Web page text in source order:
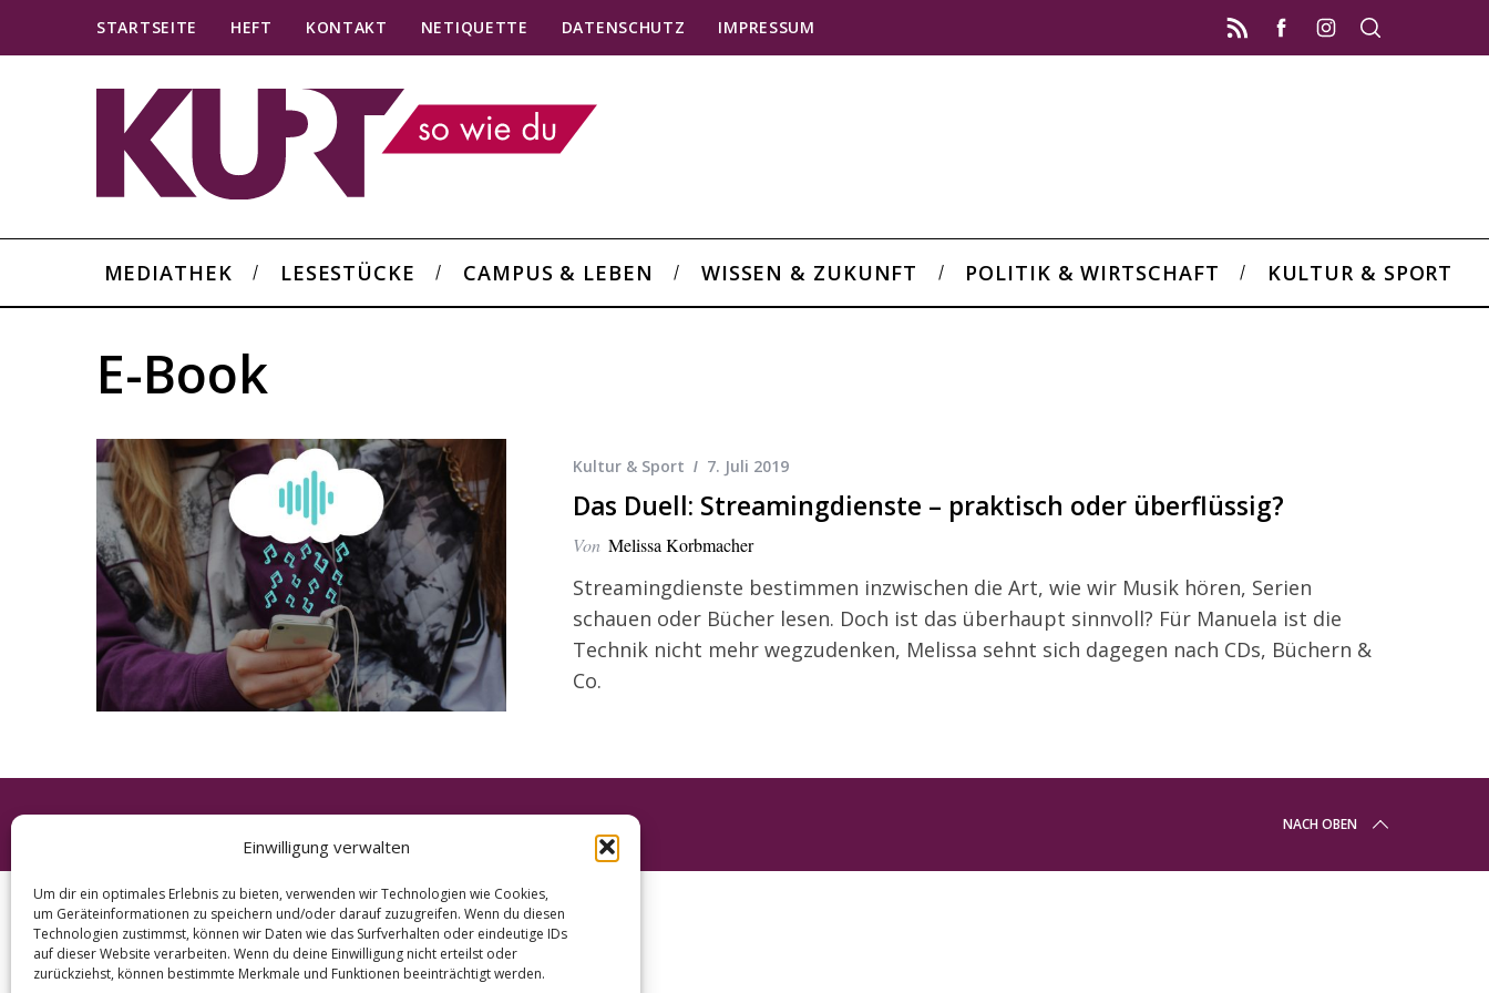
Einwilligung verwalten
Um dir ein optimales Erlebnis zu bieten, verwenden wir Technologien wie Cookies,
um Geräteinformationen zu speichern und/oder darauf zuzugreifen. Wenn du diesen
Technologien zustimmst, können wir Daten wie das Surfverhalten oder eindeutige IDs
auf dieser Website verarbeiten. Wenn du deine Einwilligung nicht erteilst oder
zurückziehst, können bestimmte Merkmale und Funktionen beeinträchtigt werden.
STARTSEITE HEFT KONTAKT NETIQUETTE DATENSCHUTZ IMPRESSUM
MEDIATHEK LESESTÜCKE CAMPUS & LEBEN WISSEN & ZUKUNFT POLITIK & WIRTSCHAFT KULTUR & SPORT
E-Book
Kultur & Sport 7. Juli 2019
Das Duell: Streamingdienste – praktisch oder überflüssig?
Von Melissa Korbmacher
Streamingdienste bestimmen inzwischen die Art, wie wir Musik hören, Serien
schauen oder Bücher lesen. Doch ist das überhaupt sinnvoll? Für Manuela ist die
Technik nicht mehr wegzudenken, Melissa sehnt sich dagegen nach CDs, Büchern &
Co.
NACH OBEN
S
e
a
h
f
o
r
: